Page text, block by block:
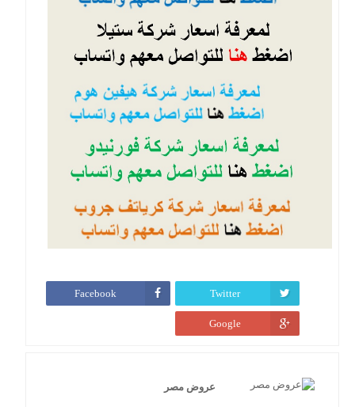
Twitter
Facebook
Google
عروض مصر